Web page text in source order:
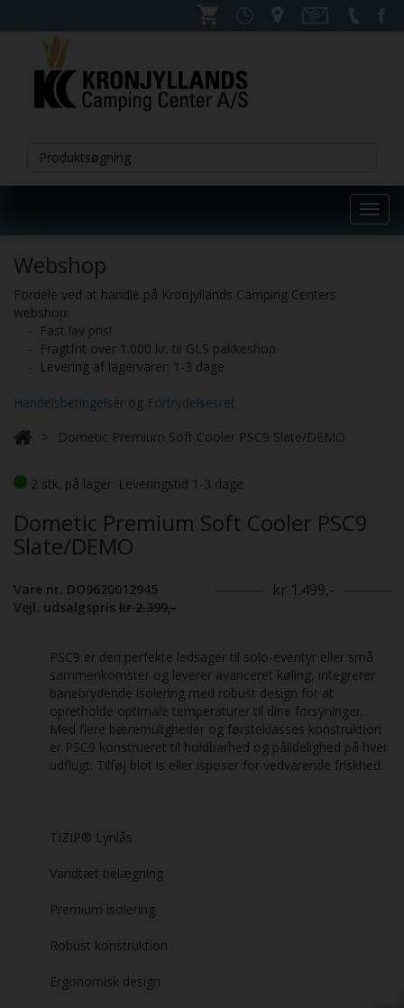
Webshop
Fordele ved at handle på Kronjyllands Camping Centers
webshop:
- Fast lav pris!
- Fragtfrit over 1.000 kr. til GLS pakkeshop
- Levering af lagervarer: 1-3 dage
Handelsbetingelser og Fortrydelsesret
Dometic Premium Soft Cooler PSC9 Slate/DEMO
2 stk. på lager. Leveringstid 1-3 dage
Dometic Premium Soft Cooler PSC9
Slate/DEMO
Vare nr. DO9620012945
Vejl. udsalgspris kr 2.399,-
kr 1.499,-
PSC9 er den perfekte ledsager til solo-eventyr eller små
sammenkomster og leverer avanceret køling, integrerer
banebrydende isolering med robust design for at
opretholde optimale temperaturer til dine forsyninger.
Med flere bæremuligheder og førsteklasses konstruktion
er PSC9 konstrueret til holdbarhed og pålidelighed på hver
udflugt. Tilføj blot is eller isposer for vedvarende friskhed.
TIZIP® Lynlås
Vandtæt belægning
Premium isolering
Robust konstruktion
Ergonomisk design